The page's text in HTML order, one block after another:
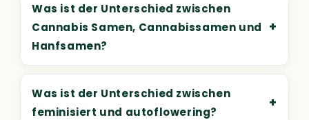
Was ist der Unterschied zwischen
Cannabis Samen, Cannabissamen und
Hanfsamen?
+
Was ist der Unterschied zwischen
feminisiert und autoflowering?
+